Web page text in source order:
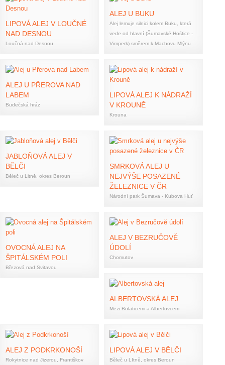
LIPOVÁ ALEJ V LOUČNÉ
NAD DESNOU
Loučná nad Desnou
ALEJ U BUKU
Alej lemuje silnici kolem Buku, která
vede od hlavní (Šumavské Hoštice -
Vimperk) směrem k Machovu Mlýnu
ALEJ U PŘEROVA NAD
LABEM
Budečská hráz
LIPOVÁ ALEJ K NÁDRAŽÍ
V KROUNĚ
Krouna
JABLOŇOVÁ ALEJ V
BĚLČI
Běleč u Litně, okres Beroun
SMRKOVÁ ALEJ U
NEJVÝŠE POSAZENÉ
ŽELEZNICE V ČR
Národní park Šumava - Kubova Huť
OVOCNÁ ALEJ NA
ŠPITÁLSKÉM POLI
Březová nad Svitavou
ALEJ V BEZRUČOVĚ
ÚDOLÍ
Chomutov
ALBERTOVSKÁ ALEJ
Mezi Bolaticemi a Albertovcem
ALEJ Z PODKRKONOŠÍ
Rokytnice nad Jizerou, Františkov
LIPOVÁ ALEJ V BĚLČI
Běleč u LItně, okres Beroun